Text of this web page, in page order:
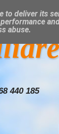
440 185
to deliver its
abuse.